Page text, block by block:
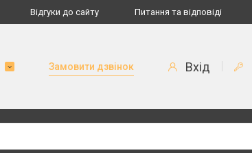
Відгуки до сайту Питання та відповіді
Замовити дзвінок Вхід